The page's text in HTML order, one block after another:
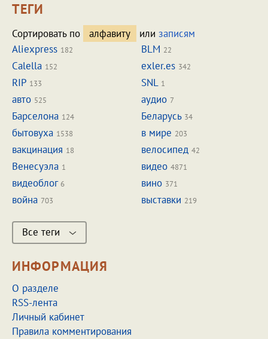
ТЕГИ
Сортировать по алфавиту или записям
Aliexpress 182 BLM 22
Calella 152 exler.es 342
RIP 133 SNL 1
авто 525 аудио 7
Барселона 124 Беларусь 34
бытовуха 1538 в мире 203
вакцинация 18 велосипед 42
Венесуэла 1 видео 4871
видеоблог 6 вино 371
война 703 выставки 219
Все теги
ИНФОРМАЦИЯ
О разделе
RSS-лента
Личный кабинет
Правила комментирования